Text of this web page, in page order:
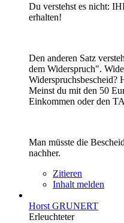
Du verstehst es nicht:
erhalten!
Den anderen Satz
dem Widerspruch".
Widerspruchsbescheid?
Meinst du mit den 50
Einkommen oder den
Man müsste die
nachher.
Zitieren
Inhalt melden
Horst GRUNERT
Erleuchteter